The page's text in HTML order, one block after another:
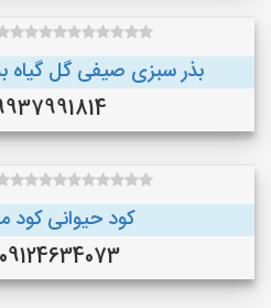
بذر سبزی صیفی گل گیاه
09937991814
کود حیوانی
09124634073 (قزوین)